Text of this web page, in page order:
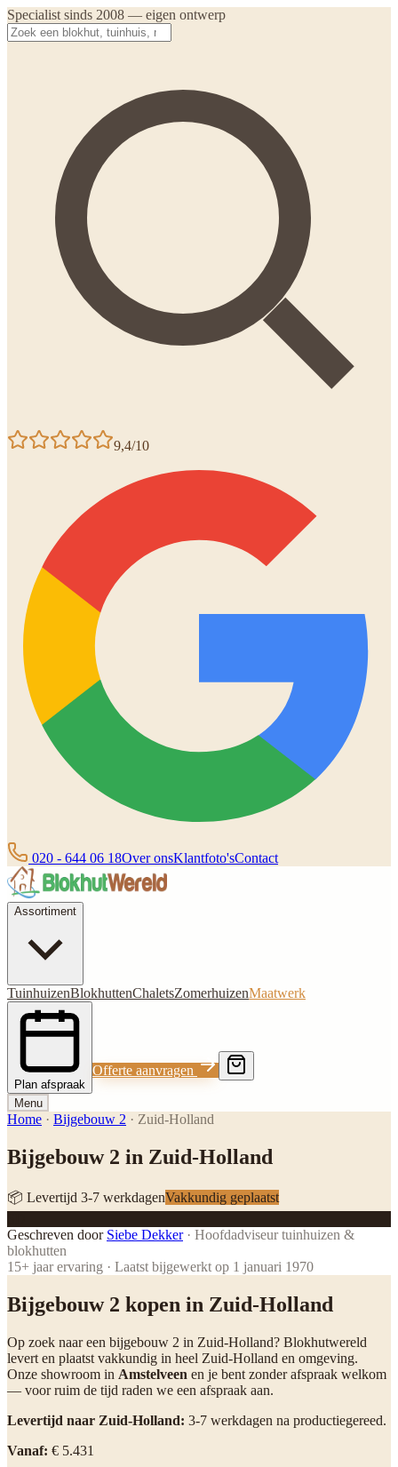
Specialist sinds 2008 — eigen ontwerp
9,4/10
020 - 644 06 18Over onsKlantfoto'sContact
Assortiment
TuinhuizenBlokhuttenChaletsZomerhuizenMaatwerk
Plan afspraak
Offerte aanvragen
Menu
Home · Bijgebouw 2 · Zuid-Holland
Bijgebouw 2 in Zuid-Holland
📦 Levertijd 3-7 werkdagenVakkundig geplaatst
Geschreven door Siebe Dekker· Hoofdadviseur tuinhuizen &
blokhutten
15+ jaar ervaring · Laatst bijgewerkt op 1 januari 1970
Bijgebouw 2 kopen in Zuid-Holland
Op zoek naar een bijgebouw 2 in Zuid-Holland? Blokhutwereld
levert en plaatst vakkundig in heel Zuid-Holland en omgeving.
Onze showroom in Amstelveen en je bent zonder afspraak welkom
— voor ruim de tijd raden we een afspraak aan.
Levertijd naar Zuid-Holland: 3-7 werkdagen na productiegereed.
Vanaf: € 5.431